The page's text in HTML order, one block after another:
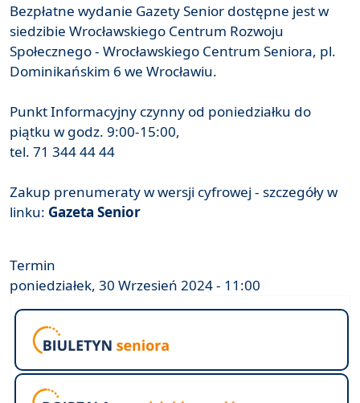
Bezpłatne wydanie Gazety Senior dostępne jest w
siedzibie Wrocławskiego Centrum Rozwoju
Społecznego - Wrocławskiego Centrum Seniora, pl.
Dominikańskim 6 we Wrocławiu.
Punkt Informacyjny czynny od poniedziałku do
piątku w godz. 9:00-15:00,
tel. 71 344 44 44
Zakup prenumeraty w wersji cyfrowej - szczegóły w
linku: Gazeta Senior
Termin
poniedziałek, 30 Wrzesień 2024 - 11:00